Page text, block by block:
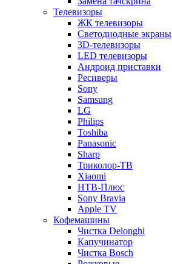
Телевизоры
ЖК телевизоры
Светодиодные экраны
3D-телевизоры
LED телевизоры
Андроид приставки
Ресиверы
Sony
Samsung
LG
Philips
Toshiba
Panasonic
Sharp
Триколор-ТВ
Xiaomi
НТВ-Плюс
Sony Bravia
Apple TV
Кофемашины
Чистка Delonghi
Капучинатор
Чистка Bosch